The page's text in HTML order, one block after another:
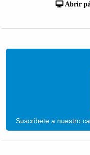
Abrir
Suscríbete a nuestro